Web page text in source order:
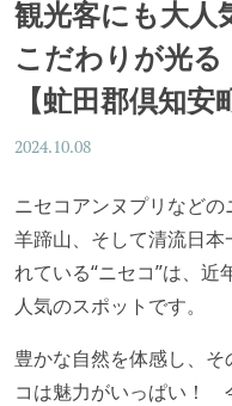
観光客にも大人
こだわりが光る
【虻田郡倶知安
2024.10.08
ニセコアンヌプリなど
羊蹄山、そして清流日
れている“ニセコ”は、
人気のスポットです。
豊かな自然を体感し、
コは魅力がいっぱい！